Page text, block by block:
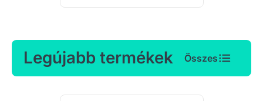
Legújabb termékek Összes